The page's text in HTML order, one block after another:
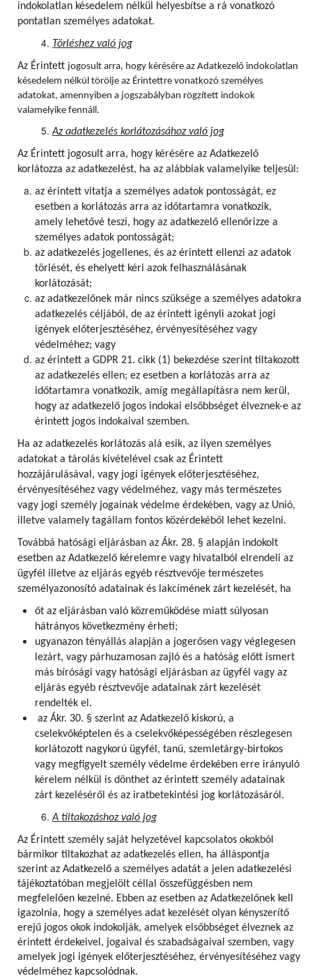
indokolatlan késedelem nélkül helyesbítse a rá vonatkozó
pontatlan személyes adatokat.
Törléshez való jog
Az Érintett jogosult arra, hogy kérésére az Adatkezelő indokolatlan
késedelem nélkül törölje az Érintettre vonatkozó személyes
adatokat, amennyiben a jogszabályban rögzített indokok
valamelyike fennáll.
Az adatkezelés korlátozásához való jog
Az Érintett jogosult arra, hogy kérésére az Adatkezelő
korlátozza az adatkezelést, ha az alábbiak valamelyike teljesül:
az érintett vitatja a személyes adatok pontosságát, ez
esetben a korlátozás arra az időtartamra vonatkozik,
amely lehetővé teszi, hogy az adatkezelő ellenőrizze a
személyes adatok pontosságát;
az adatkezelés jogellenes, és az érintett ellenzi az adatok
törlését, és ehelyett kéri azok felhasználásának
korlátozását;
az adatkezelőnek már nincs szüksége a személyes adatokra
adatkezelés céljából, de az érintett igényli azokat jogi
igények előterjesztéséhez, érvényesítéséhez vagy
védelméhez; vagy
az érintett a GDPR 21. cikk (1) bekezdése szerint tiltakozott
az adatkezelés ellen; ez esetben a korlátozás arra az
időtartamra vonatkozik, amíg megállapításra nem kerül,
hogy az adatkezelő jogos indokai elsőbbséget élveznek-e az
érintett jogos indokaival szemben.
Ha az adatkezelés korlátozás alá esik, az ilyen személyes
adatokat a tárolás kivételével csak az Érintett
hozzájárulásával, vagy jogi igények előterjesztéséhez,
érvényesítéséhez vagy védelméhez, vagy más természetes
vagy jogi személy jogainak védelme érdekében, vagy az Unió,
illetve valamely tagállam fontos közérdekéből lehet kezelni.
Továbbá hatósági eljárásban az Ákr. 28. § alapján indokolt
esetben az Adatkezelő kérelemre vagy hivatalból elrendeli az
ügyfél illetve az eljárás egyéb résztvevője természetes
személyazonosító adatainak és lakcímének zárt kezelését, ha
őt az eljárásban való közreműködése miatt súlyosan
hátrányos következmény érheti;
ugyanazon tényállás alapján a jogerősen vagy véglegesen
lezárt, vagy párhuzamosan zajló és a hatóság előtt ismert
más bírósági vagy hatósági eljárásban az ügyfél vagy az
eljárás egyéb résztvevője adatainak zárt kezelését
rendelték el.
az Ákr. 30. § szerint az Adatkezelő kiskorú, a
cselekvőképtelen és a cselekvőképességében részlegesen
korlátozott nagykorú ügyfél, tanú, szemletárgy-birtokos
vagy megfigyelt személy védelme érdekében erre irányuló
kérelem nélkül is dönthet az érintett személy adatainak
zárt kezeléséről és az iratbetekintési jog korlátozásáról.
A tiltakozáshoz való jog
Az Érintett személy saját helyzetével kapcsolatos okokból
bármikor tiltakozhat az adatkezelés ellen, ha álláspontja
szerint az Adatkezelő a személyes adatát a jelen adatkezelési
tájékoztatóban megjelölt céllal összefüggésben nem
megfelelően kezelné. Ebben az esetben az Adatkezelőnek kell
igazolnia, hogy a személyes adat kezelését olyan kényszerítő
erejű jogos okok indokolják, amelyek elsőbbséget élveznek az
érintett érdekeivel, jogaival és szabadságaival szemben, vagy
amelyek jogi igények előterjesztéséhez, érvényesítéséhez vagy
védelméhez kapcsolódnak.